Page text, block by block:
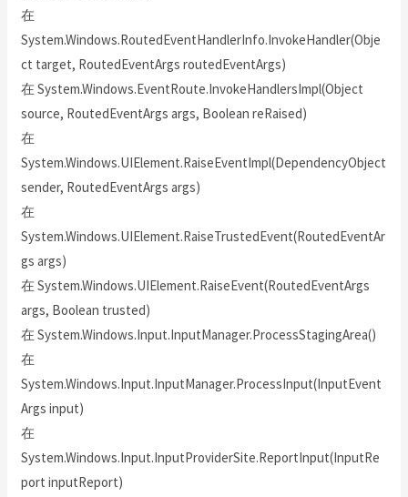
在
System.Windows.RoutedEventHandlerInfo.InvokeHandler(Obje
ct target, RoutedEventArgs routedEventArgs)
在 System.Windows.EventRoute.InvokeHandlersImpl(Object
source, RoutedEventArgs args, Boolean reRaised)
在
System.Windows.UIElement.RaiseEventImpl(DependencyObject
sender, RoutedEventArgs args)
在
System.Windows.UIElement.RaiseTrustedEvent(RoutedEventAr
gs args)
在 System.Windows.UIElement.RaiseEvent(RoutedEventArgs
args, Boolean trusted)
在 System.Windows.Input.InputManager.ProcessStagingArea()
在
System.Windows.Input.InputManager.ProcessInput(InputEvent
Args input)
在
System.Windows.Input.InputProviderSite.ReportInput(InputRe
port inputReport)